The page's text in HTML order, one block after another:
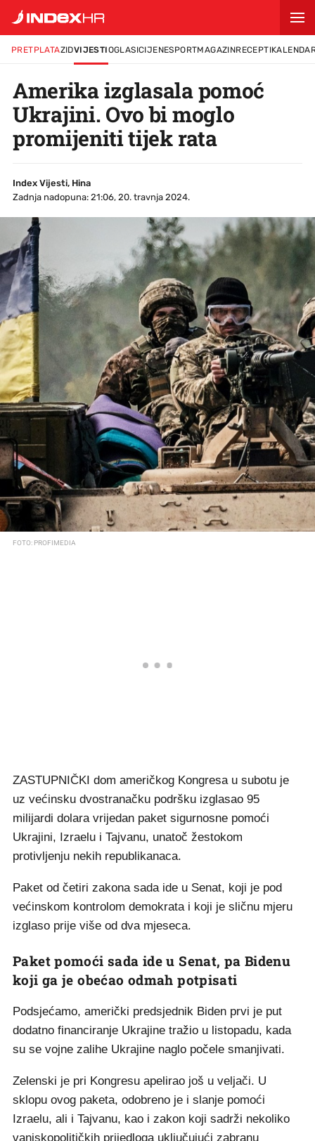
PRETPLATAZIDVIJESTIOGLASICIJENESPORTMAGAZINRECEPTI
Amerika izglasala pomoć
Ukrajini. Ovo bi moglo
promijeniti tijek rata
Index Vijesti, Hina
Zadnja nadopuna: 21:06, 20. travnja 2024.
FOTO: PROFIMEDIA
ZASTUPNIČKI dom američkog Kongresa u subotu je
uz većinsku dvostranačku podršku izglasao 95
milijardi dolara vrijedan paket sigurnosne pomoći
Ukrajini, Izraelu i Tajvanu, unatoč žestokom
protivljenju nekih republikanaca.
Paket od četiri zakona sada ide u Senat, koji je pod
većinskom kontrolom demokrata i koji je sličnu mjeru
izglaso prije više od dva mjeseca.
Paket pomoći sada ide u Senat, pa Bidenu
koji ga je obećao odmah potpisati
Podsjećamo, američki predsjednik Biden prvi je put
dodatno financiranje Ukrajine tražio u listopadu, kada
su se vojne zalihe Ukrajine naglo počele smanjivati.
Zelenski je pri Kongresu apelirao još u veljači. U
sklopu ovog paketa, odobreno je i slanje pomoći
Izraelu, ali i Tajvanu, kao i zakon koji sadrži nekoliko
vanjskopolitičkih prijedloga uključujući zabranu